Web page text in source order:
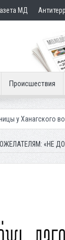
МД
Происшествия
водопада
«НЕ